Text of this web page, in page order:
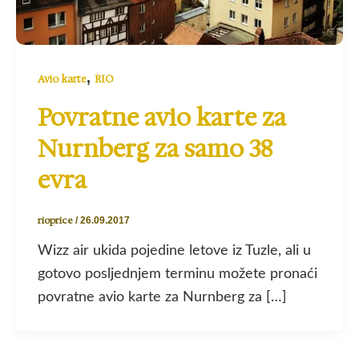
Avio karte, RIO
Povratne avio karte za
Nurnberg za samo 38
evra
rioprice /26.09.2017
Wizz air ukida pojedine letove iz Tuzle, ali u
gotovo posljednjem terminu možete pronaći
povratne avio karte za Nurnberg za […]